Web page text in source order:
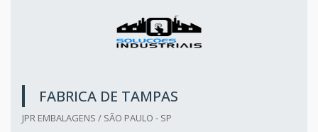
FABRICA DE TAMPAS
JPR EMBALAGENS / SÃO PAULO - SP